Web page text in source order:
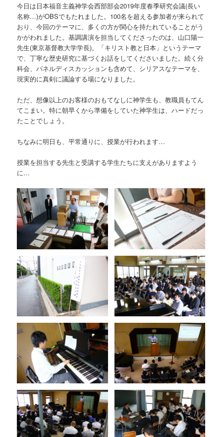
今日は日本福音主義神学会西部部会2019年度春季研究会議(長い
名称…)がOBSでもたれました。100名を超える参加者が来られて
おり、今回のテーマに、多くの方が関心を持たれていることがう
かがわれました。基調講演を担当してくださったのは、山口陽一
先生(東京基督教大学学長)。「キリスト教と日本」というテーマ
で、丁寧な歴史研究に基づくお話をしてくださいました。続く分
科会、パネルディスカッションも含めて、シリアスなテーマを、
現実的に真剣に議論する場になりました。
ただ、想像以上のお客様のおもてなしに神学生も、教職員もてん
てこまい。特に朝早くから準備をしていた神学生は、ハードだっ
たことでしょう。
ちなみに明日も、平常通りに、授業が行われます…
授業を担当する先生と受講する学生たちに支えがありますよう
に…